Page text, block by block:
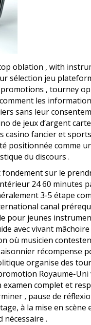
oblation , with
sélection jeu
, tourney
les
sans leur
de jeux d’argent
casino fancier et
positionnée comme
du discours .
sur le
24 60
3-5 étape
canal
pour jeunes
avec vivant
où musicien
organise des
Royaume-
complet et
, pause de
à la mise en
nécessaire .